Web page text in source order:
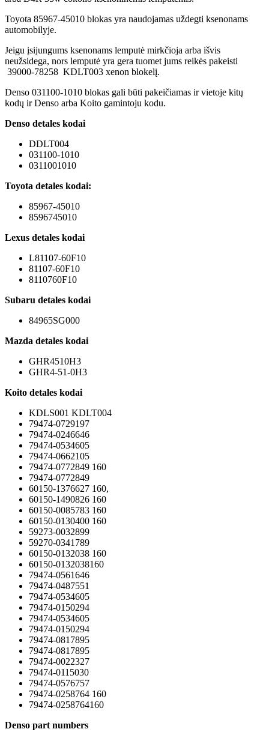
Toyota 85967-45010 blokas yra naudojamas uždegti ksenonams
automobilyje.
Jeigu įsijungums ksenonams lemputė mirkčioja arba išvis
neužsidega, nors lemputė yra gera tuomet jums reikės pakeisti
39000-78258 KDLT003 xenon blokelį.
Denso 031100-1010 blokas gali būti pakeičiamas ir vietoje kitų
kodų ir Denso arba Koito gamintoju kodu.
Denso detales kodai
DDLT004
031100-1010
0311001010
Toyota detales kodai:
85967-45010
8596745010
Lexus detales kodai
L81107-60F10
81107-60F10
8110760F10
Subaru detales kodai
84965SG000
Mazda detales kodai
GHR4510H3
GHR4-51-0H3
Koito detales kodai
KDLS001 KDLT004
79474-0729197
79474-0246646
79474-0534605
79474-0662105
79474-0772849 160
79474-0772849
60150-1376627 160,
60150-1490826 160
60150-0085783 160
60150-0130400 160
59273-0032899
59270-0341789
60150-0132038 160
60150-0132038160
79474-0561646
79474-0487551
79474-0534605
79474-0150294
79474-0534605
79474-0150294
79474-0817895
79474-0817895
79474-0022327
79474-0115030
79474-0576757
79474-0258764 160
79474-0258764160
Denso part numbers